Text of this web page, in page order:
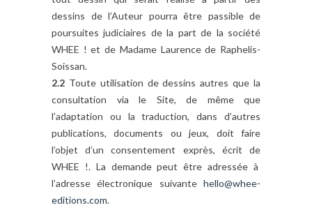
dessins de l’Auteur pourra être passible de
poursuites judiciaires de la part de la société
WHEE ! et de Madame Laurence de Raphelis-
Soissan.
2.2 Toute utilisation de dessins autres que la
consultation via le Site, de même que
l’adaptation ou la traduction, dans d’autres
publications, documents ou jeux, doit faire
l’objet d’un consentement exprès, écrit de
WHEE !. La demande peut être adressée à
l’adresse électronique suivantehello@whee-
editions.com.